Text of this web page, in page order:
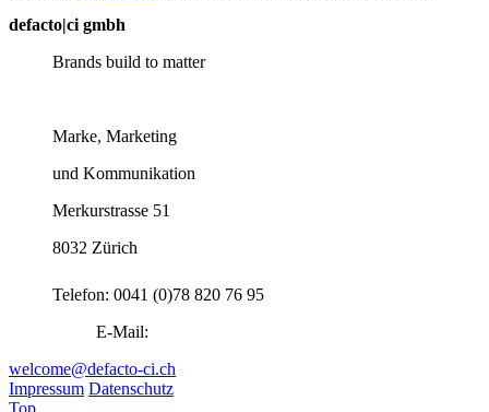
defacto|ci gmbh
Brands build to matter
Marke, Marketing
und Kommunikation
Merkurstrasse 51
8032 Zürich
Telefon: 0041 (0)78 820 76 95
E-Mail:
welcome@defacto-ci.ch
Impressum Datenschutz
Top